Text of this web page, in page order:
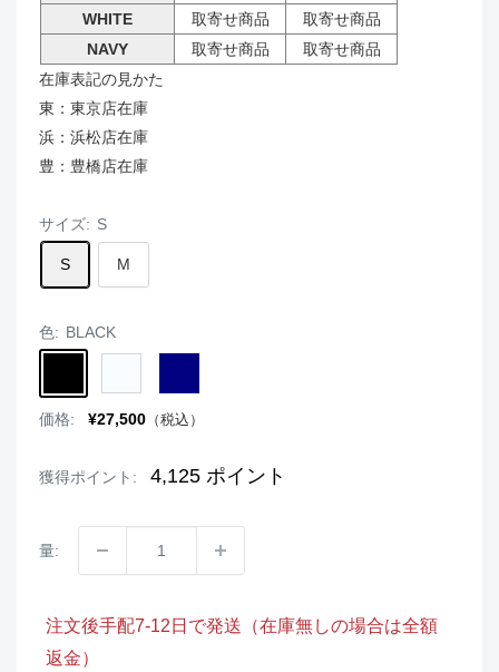
WHITE
取寄せ商品
取寄せ商品
NAVY
取寄せ商品
取寄せ商品
在庫表記の見かた
東：東京店在庫
浜：浜松店在庫
豊：豊橋店在庫
サイズ: S
S M
色: BLACK
価格:
販
¥27,500 （税込）
獲得ポイント: 4,125 ポイント
量:
注文後手配7-12日で発送（在庫無しの場合は全額
返金）